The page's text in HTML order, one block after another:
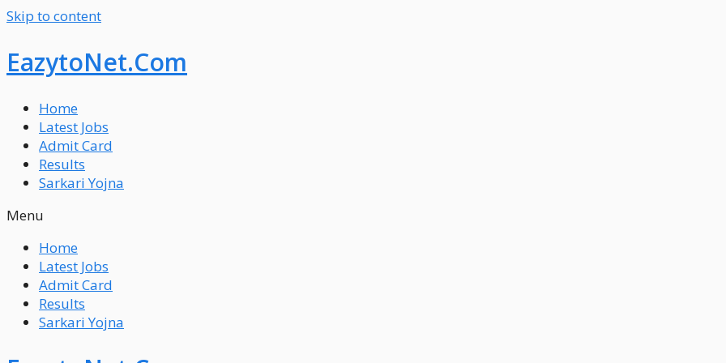
Skip to content
EazytoNet.Com
Home
Latest Jobs
Admit Card
Results
Sarkari Yojna
Menu
Home
Latest Jobs
Admit Card
Results
Sarkari Yojna